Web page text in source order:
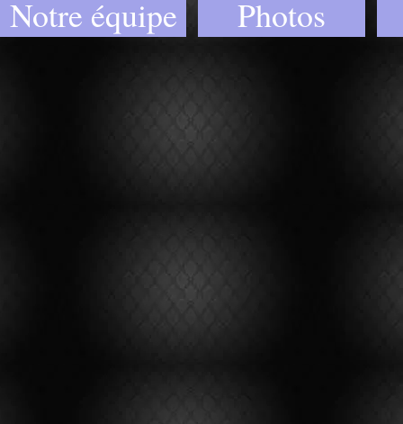
Notre équipe Photos